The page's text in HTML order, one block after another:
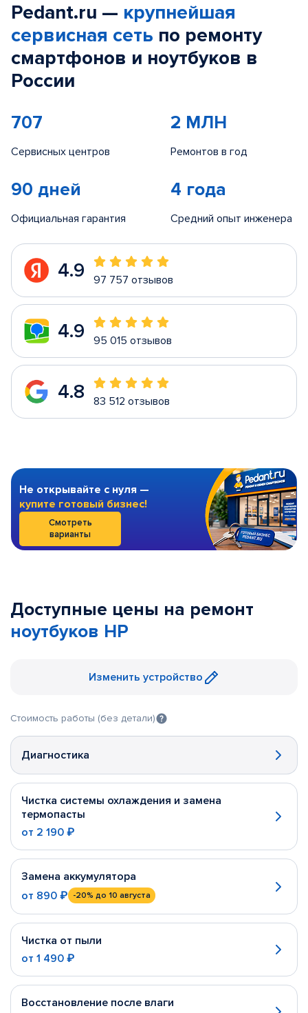
Pedant.ru — крупнейшая
сервисная сеть по ремонту
смартфонов и ноутбуков в
России
707
Сервисных центров
2 МЛН
Ремонтов в год
90 дней
Официальная гарантия
4 года
Средний опыт инженера
4.9 97 757 отзывов
4.9 95 015 отзывов
4.8 83 512 отзывов
Не открывайте с нуля —
купите готовый бизнес!
Смотреть
варианты
Доступные цены на ремонт
ноутбуков HP
Изменить устройство
Стоимость работы (без детали)
Диагностика
Чистка системы охлаждения и замена
термопасты
от 2 190 ₽
Замена аккумулятора
от 890 ₽ -20% до 10 августа
Чистка от пыли
от 1 490 ₽
Восстановление после влаги